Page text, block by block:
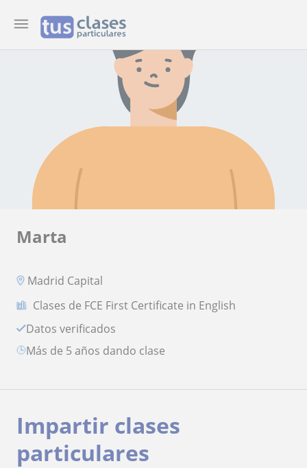
Marta
Madrid Capital
Clases de FCE First Certificate in English
Datos verificados
más de 5 años dando clase
Impartir clases
particulares